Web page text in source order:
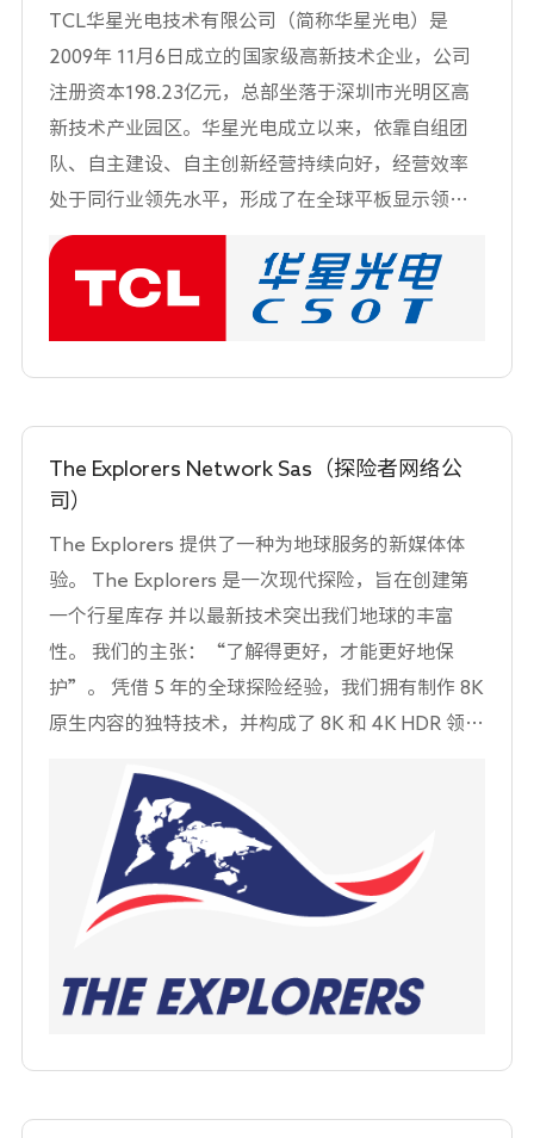
IOS和NVENC硬件编码器）进行UHD AVC和HEVC
编码。同时，它们还提供UHD信号的处理，包括文
件捕获、文件播放、CG叠加、最长可达24小时的时
间延迟等。
TCL华星光电技术有限公司（简称华星光电）是
2009年 11月6日成立的国家级高新技术企业，公司
注册资本198.23亿元，总部坐落于深圳市光明区高
新技术产业园区。华星光电成立以来，依靠自组团
队、自主建设、自主创新经营持续向好，经营效率
处于同行业领先水平，形成了在全球平板显示领域
的竞争优势。作为面板行业的新生力量，华星光电
始终致力于提高国内面板自给率，提升中国显示面
板的国际竞争力。目前，华星光电已成为包括6条面
板生产线、总投资达1891 亿元的大型面板企业，产
品全线覆盖大尺寸电视面板和中小尺寸移动终端面
业道路，积极推进新技术的开发和新产品的导入，
术成果，主要包括HVA、4mask、GOA、COA、
Cu工艺、曲面显示、3D显示、IGZO、LTPS、
WOLED、印刷式OLED等关键核心技术，以及具有
自主知识产权的重点新产品。
The Explorers Network Sas（探险者网络公
司）
The Explorers 提供了一种为地球服务的新媒体体
验。 The Explorers 是一次现代探险，旨在创建第
一个行星库存 并以最新技术突出我们地球的丰富
性。 我们的主张：“了解得更好，才能更好地保
护”。 凭借 5 年的全球探险经验，我们拥有制作 8K
原生内容的独特技术，并构成了 8K 和 4K HDR 领域
设备上使用 - 网络、平板电脑、智能手机、智能电视
- 并提供 17 种语言）为地球服务：10% 的 SVoD 收
入捐赠给探索者基金会，为保护自然遗产做出具体
贡献 通过支持该领域的行为者及其行动在全球范围
内。